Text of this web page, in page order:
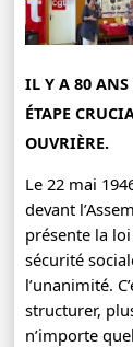
IL Y A 80 ANS
ÉTAPE
OUVRIÈRE.
Le 22 mai
devant
présente la
sécurité
l’unanimité.
structurer,
n’importe